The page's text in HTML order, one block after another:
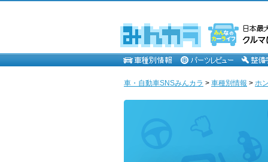
車・自動車SNSみんカラ > 車種別情報 > ホ